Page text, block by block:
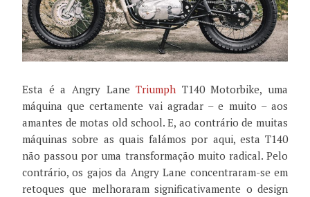
Esta é a Angry LaneTriumph T140 Motorbike, uma
máquina que certamente vai agradar – e muito – aos
amantes de motas old school. E, ao contrário de muitas
máquinas sobre as quais falámos por aqui, esta T140
não passou por uma transformação muito radical. Pelo
contrário, os gajos da Angry Lane concentraram-se em
retoques que melhoraram significativamente o design